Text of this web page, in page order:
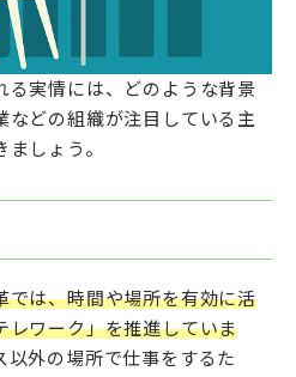
る実情には、どのような背景
などの組織が注目している主
しょう。
では、時間や場所を有効に活
レワーク」を推進していま
以外の場所で仕事をするた